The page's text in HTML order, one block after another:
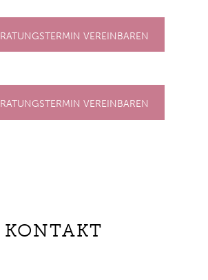
VEREINBAREN
VEREINBAREN
KONTAKT